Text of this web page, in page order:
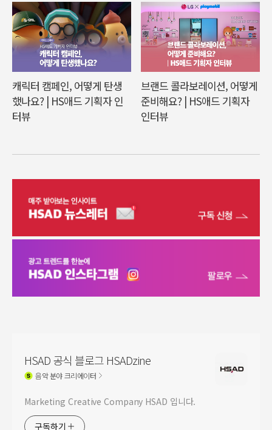
캐릭터 캠페인, 어떻게 탄생
했나요? | HS애드 기획자 인
터뷰
브랜드 콜라보레이션, 어떻게
준비해요? | HS애드 기획자
인터뷰
HSAD 공식 블로그 HSADzine
음악분야 크리에이터
Marketing Creative Company HSAD 입니다.
구독하기